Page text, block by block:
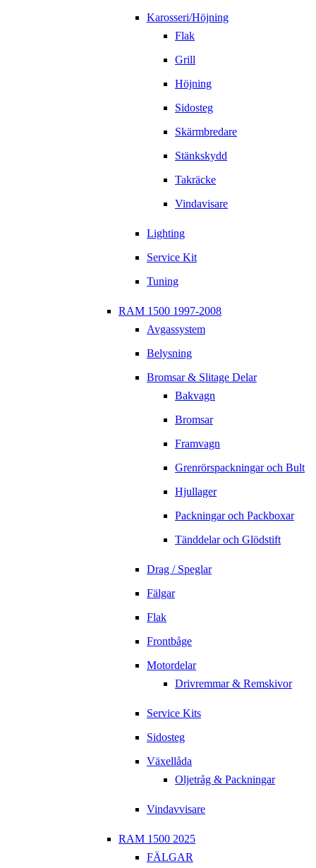
Karosseri/Höjning
Flak
Grill
Höjning
Sidosteg
Skärmbredare
Stänkskydd
Takräcke
Vindavisare
Lighting
Service Kit
Tuning
RAM 1500 1997-2008
Avgassystem
Belysning
Bromsar & Slitage Delar
Bakvagn
Bromsar
Framvagn
Grenrörspackningar och Bult
Hjullager
Packningar och Packboxar
Tänddelar och Glödstift
Drag / Speglar
Fälgar
Flak
Frontbåge
Motordelar
Drivremmar & Remskivor
Service Kits
Sidosteg
Växellåda
Oljetråg & Packningar
Vindavvisare
RAM 1500 2025
FÄLGAR